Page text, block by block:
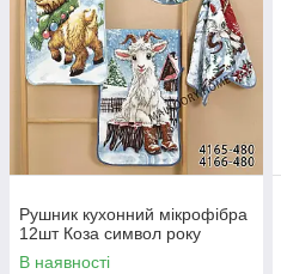
Рушник кухонний мікрофібра
12шт Коза символ року
В наявності